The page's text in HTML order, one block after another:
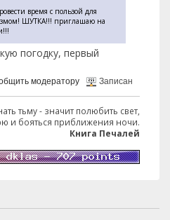
время с пользой для
ШУТКА!!! приглашаю на
погодку, первый
модератору Записан
тьму - значит полюбить свет,
и бояться приближения ночи.
Книга Печалей